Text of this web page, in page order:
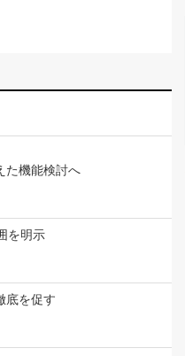
た機能検討へ
を明示
底を促す